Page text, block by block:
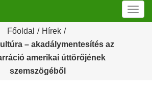
Főoldal / Hírek /
– akadálymentesítés az
amerikai úttörőjének
szemszögéből